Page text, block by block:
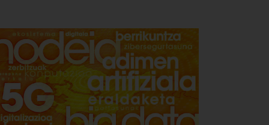
erabiltzaileentzat nahiz enpresentzat.